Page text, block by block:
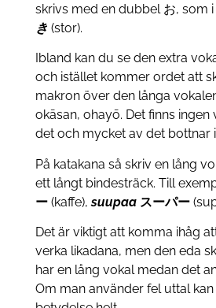
skrivs med en dubbel お, som i
き (stor).
Ibland kan du se den extra
och istället kommer ordet att
makron över den långa
okāsan, ohayō. Det finns ingen
det och mycket av det bottnar
På katakana så skriv en lång
ett långt bindesträck. Till
ー (kaffe),suupaaスーパー
Det är viktigt att komma ihåg
verka likadana, men den eda
har en lång vokal medan det
Om man använder fel uttal